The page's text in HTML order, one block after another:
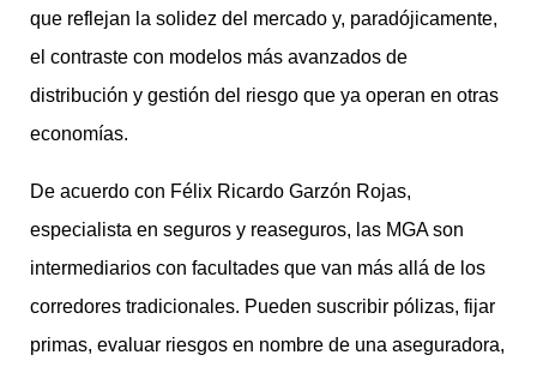
que reflejan la solidez del mercado y, paradójicamente,
el contraste con modelos más avanzados de
distribución y gestión del riesgo que ya operan en otras
economías.
De acuerdo con Félix Ricardo Garzón Rojas,
especialista en seguros y reaseguros, las MGA son
intermediarios con facultades que van más allá de los
corredores tradicionales. Pueden suscribir pólizas, fijar
primas, evaluar riesgos en nombre de una aseguradora,